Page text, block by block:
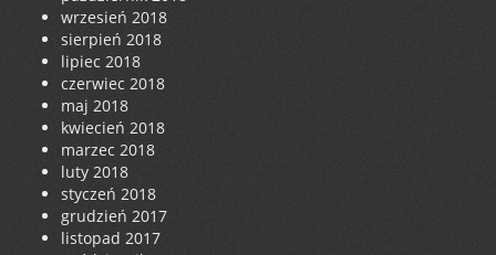
wrzesień 2018
sierpień 2018
lipiec 2018
czerwiec 2018
maj 2018
kwiecień 2018
marzec 2018
luty 2018
styczeń 2018
grudzień 2017
listopad 2017